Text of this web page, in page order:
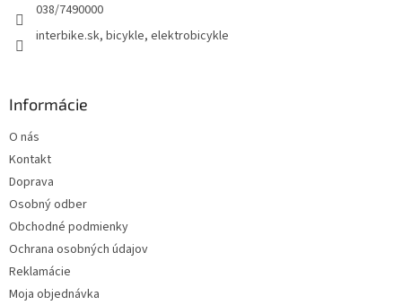
038/7490000
interbike.sk, bicykle, elektrobicykle
Informácie
O nás
Kontakt
Doprava
Osobný odber
Obchodné podmienky
Ochrana osobných údajov
Reklamácie
Moja objednávka